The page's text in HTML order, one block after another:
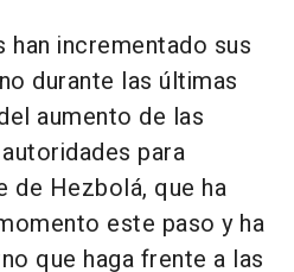
incrementado sus
durante las últimas
aumento de las
para
de Hezbolá, que ha
este paso y ha
que haga frente a las